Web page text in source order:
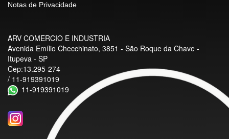
Notas de Privacidade
ARV COMERCIO E INDUSTRIA
Avenida Emílio Checchinato, 3851 - São Roque da Chave -
Itupeva - SP
Cep:13.295-274
/ 11-919391019
11-919391019